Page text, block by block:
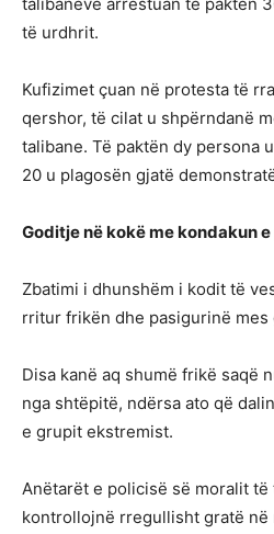
talibanëve arrestuan të paktën
të urdhrit.
Kufizimet çuan në protesta të
qershor, të cilat u shpërndanë
talibane. Të paktën dy persona
20 u plagosën gjatë
Goditje në kokë me kondakun
Zbatimi i dhunshëm i kodit të
rritur frikën dhe pasigurinë mes
Disa kanë aq shumë frikë saqë
nga shtëpitë, ndërsa ato që
e grupit ekstremist.
Anëtarët e policisë së moralit
kontrollojnë rregullisht gratë në